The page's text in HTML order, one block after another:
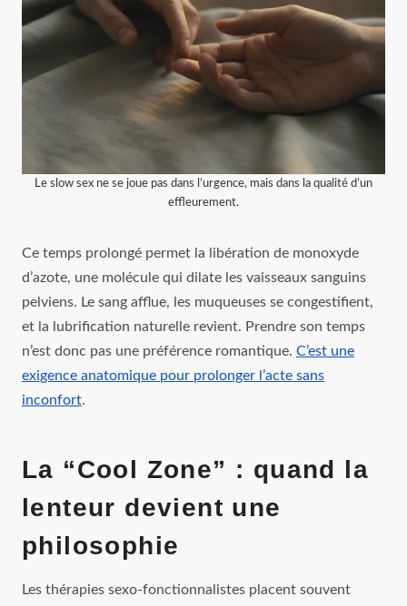
Le slow sex ne se joue pas dans l’urgence, mais dans la qualité d’un
effleurement.
Ce temps prolongé permet la libération de monoxyde
d’azote, une molécule qui dilate les vaisseaux sanguins
pelviens. Le sang afflue, les muqueuses se congestifient,
et la lubrification naturelle revient. Prendre son temps
n’est donc pas une préférence romantique. C’est une
exigence anatomique pour prolonger l’acte sans
inconfort.
La “Cool Zone” : quand la
lenteur devient une
philosophie
Les thérapies sexo‑fonctionnalistes placent souvent